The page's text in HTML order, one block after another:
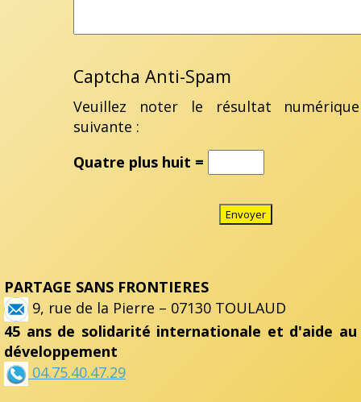
Captcha Anti-Spam
Veuillez noter le résultat
suivante :
Quatre plus huit =
PARTAGE SANS FRONTIERES
9, rue de la Pierre – 07130 TOULAUD
45 ans de solidarité internationale et d'aide au
développement
04.75.40.47.29